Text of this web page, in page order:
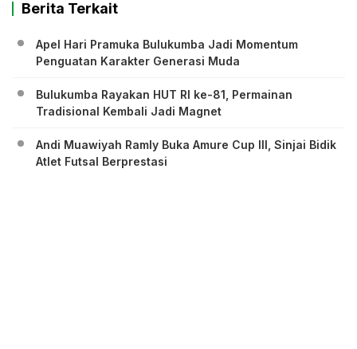
Berita Terkait
Apel Hari Pramuka Bulukumba Jadi Momentum
Penguatan Karakter Generasi Muda
Bulukumba Rayakan HUT RI ke-81, Permainan
Tradisional Kembali Jadi Magnet
Andi Muawiyah Ramly Buka Amure Cup III, Sinjai Bidik
Atlet Futsal Berprestasi